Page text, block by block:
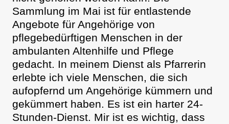
Sammlung im Mai ist für entlastende
Angebote für Angehörige von
pflegebedürftigen Menschen in der
ambulanten Altenhilfe und Pflege
gedacht. In meinem Dienst als Pfarrerin
erlebte ich viele Menschen, die sich
aufopfernd um Angehörige kümmern und
gekümmert haben. Es ist ein harter 24-
Stunden-Dienst. Mir ist es wichtig, dass